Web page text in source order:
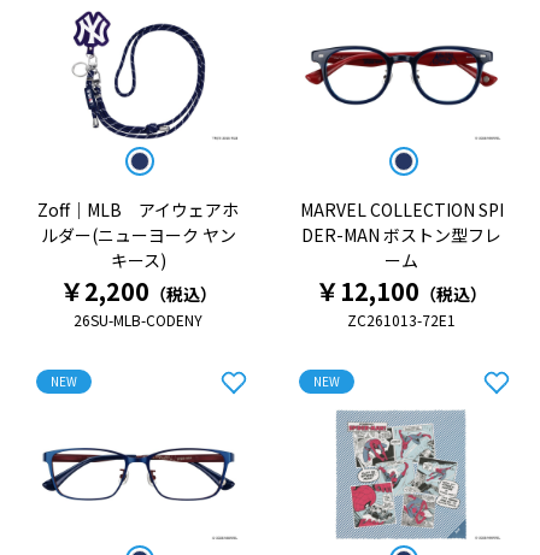
Zoff｜MLB アイウェアホ
ルダー(ニューヨーク ヤン
キース)
￥2,200 （税込）
26SU-MLB-CODENY
MARVEL COLLECTION SPI
DER-MAN ボストン型フレ
ーム
￥12,100 （税込）
ZC261013-72E1
NEW NEW